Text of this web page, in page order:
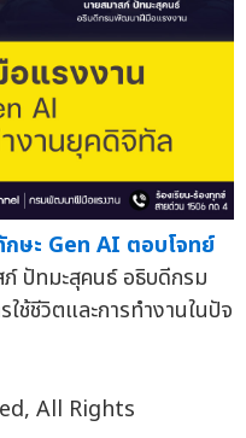
ษะ Gen AI ตอบโจทย์
ปัทมะสุคนธ์ อธิบดีกรม
ช้ชีวิตและการทำงานในปัจ
All Rights